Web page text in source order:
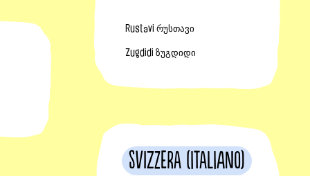
Rustavi რუსთავი
Zugdidi ზუგდიდი
Svizzera (Italiano)